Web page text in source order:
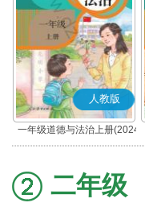
人教版
一年级道德与法治上册(2024
秋版)(部编版)
二年级